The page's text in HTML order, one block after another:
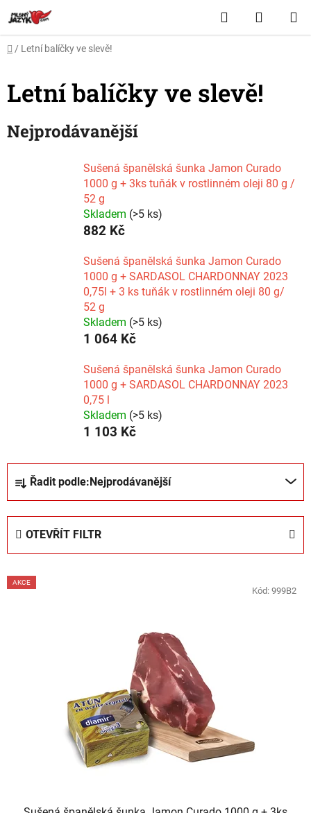
na
obsah
Hledat
KOŠÍK
Domů
/ Letní balíčky ve slevě!
Letní balíčky ve slevě!
Nejprodávanější
Sušená španělská šunka Jamon Curado
1000 g + 3ks tuňák v rostlinném oleji 80 g /
52 g
Skladem (>5 ks)
882 Kč
Sušená španělská šunka Jamon Curado
1000 g + SARDASOL CHARDONNAY 2023
0,75l + 3 ks tuňák v rostlinném oleji 80 g/
52 g
Skladem (>5 ks)
1 064 Kč
Sušená španělská šunka Jamon Curado
1000 g + SARDASOL CHARDONNAY 2023
0,75 l
Skladem (>5 ks)
1 103 Kč
Ř
a
z
n
p
Řadit podle:Nejprodávanější
OTEVŘÍT FILTR
V
ý
AKCE
Kód: 999B2